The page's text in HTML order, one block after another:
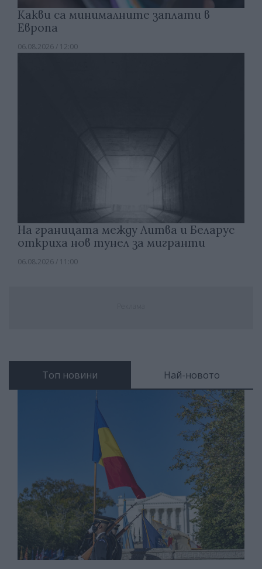
Какви са минималните заплати в
Европа
06.08.2026 / 12:00
На границата между Литва и Беларус
откриха нов тунел за мигранти
06.08.2026 / 11:00
Топ новини Най-новото